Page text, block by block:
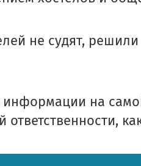
не судят, решили
на
ответственности,